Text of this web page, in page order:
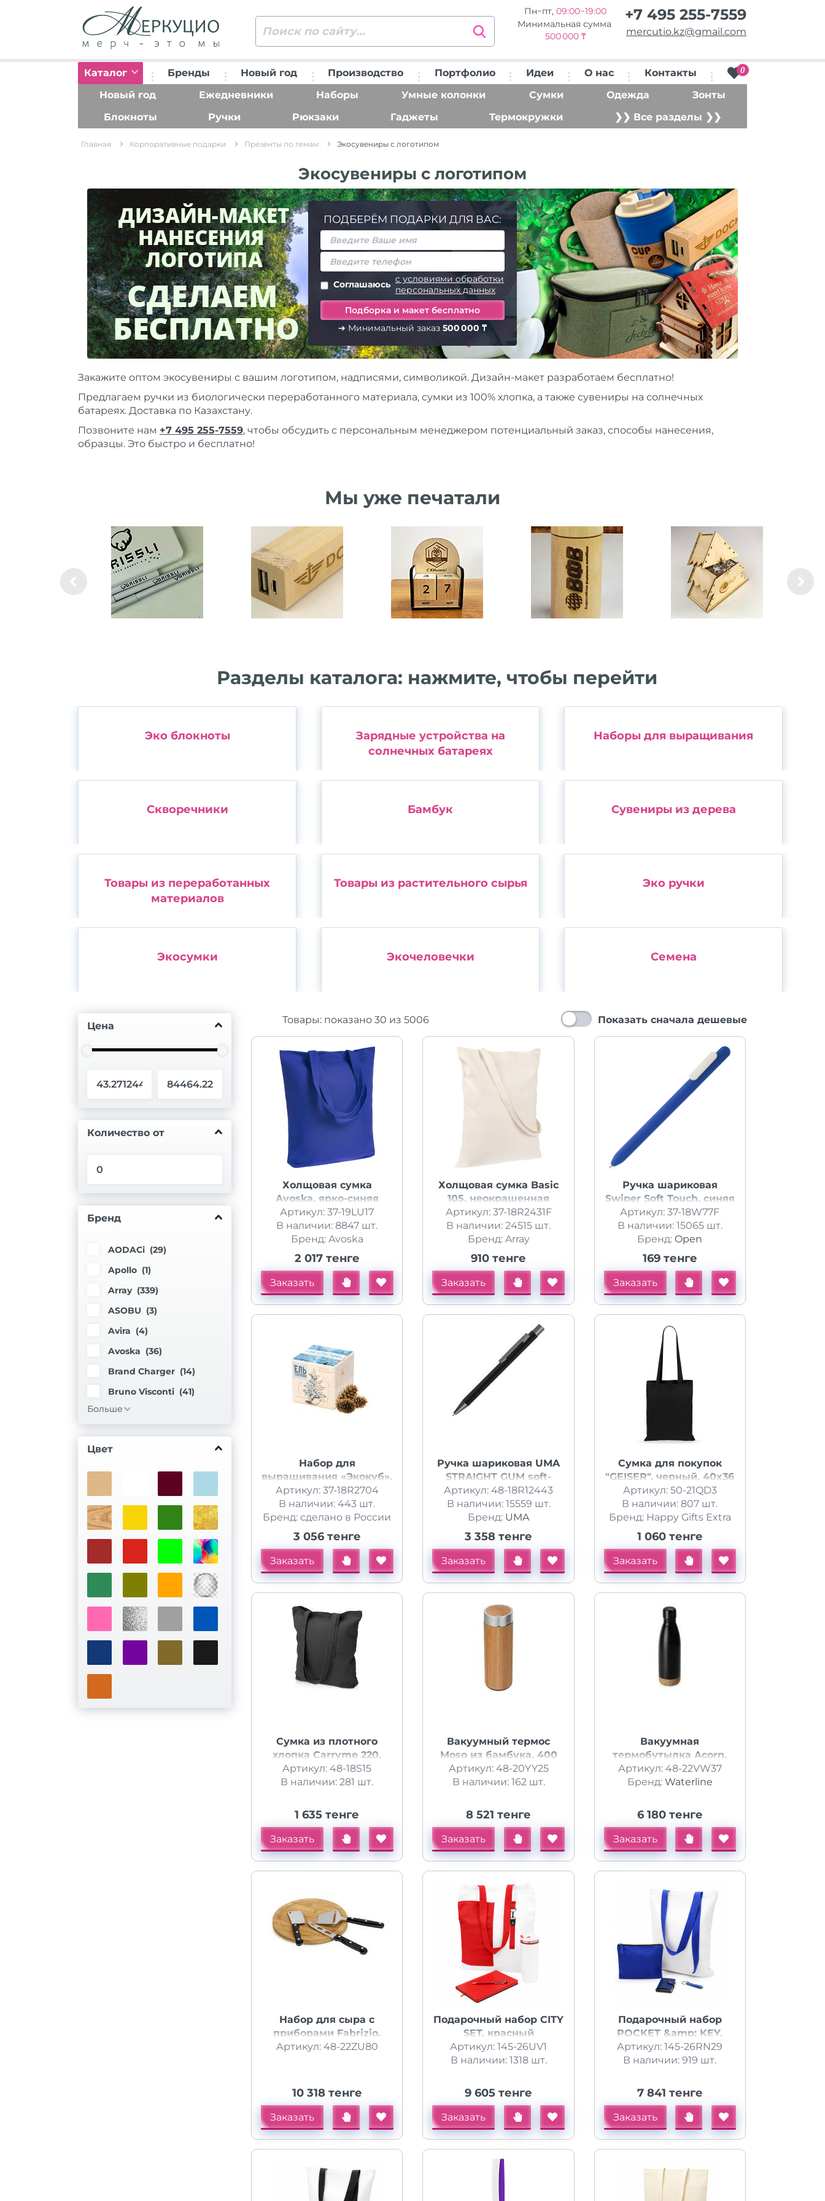
Пн−пт, 09:00−19:00
Минимальная сумма
500 000 ₸
+7 495 255-7559
mercutio.kz@gmail.com
Каталог Бренды Новый год Производство Портфолио Идеи О нас Контакты 0
Новый год Ежедневники Наборы Умные колонки Сумки Одежда
Зонты
Блокноты
Ручки Рюкзаки Гаджеты Термокружки ❯❯ Все разделы ❯❯
Главная Корпоративные подарки Презенты по темам Экосувениры с логотипом
Экосувениры с логотипом
ПОДБЕРЁМ ПОДАРКИ ДЛЯ ВАС:
Соглашаюсь с условиями обработки
персональных данных
➔ Минимальный заказ 500 000 ₸
Закажите оптом экосувениры с вашим логотипом, надписями, символикой. Дизайн-макет разработаем бесплатно!
Предлагаем ручки из биологически переработанного материала, сумки из 100% хлопка, а также сувениры на солнечных
батареях. Доставка по Казахстану.
Позвоните нам +7 495 255-7559, чтобы обсудить с персональным менеджером потенциальный заказ, способы нанесения,
образцы. Это быстро и бесплатно!
Мы уже печатали
Разделы каталога: нажмите, чтобы перейти
Эко блокноты
Зарядные устройства на
солнечных батареях
Наборы для выращивания
Скворечники Бамбук Сувениры из дерева
Товары из переработанных
материалов
Товары из растительного сырья Эко ручки
Экосумки Экочеловечки Семена
Цена
Количество от
Бренд
AODACi (29)
Apollo (1)
Array (339)
ASOBU (3)
Avira (4)
Avoska (36)
Brand Charger (14)
Bruno Visconti (41)
Больше
Цвет
Товары: показано 30 из 5006 Показать сначала дешевые
Холщовая сумка
Avoska, ярко-синяя
Артикул: 37-19LU17
В наличии: 8847 шт.
Бренд: Avoska
2 017 тенге
Заказать
Холщовая сумка Basic
105, неокрашенная
Артикул: 37-18R2431F
В наличии: 24515 шт.
Бренд: Array
910 тенге
Заказать
Ручка шариковая
Swiper Soft Touch, синяя
с белым
Артикул: 37-18W77F
В наличии: 15065 шт.
Бренд:Open
169 тенге
Заказать
Набор для
выращивания «Экокуб»,
ель голубая
Артикул: 37-18R2704
В наличии: 443 шт.
Бренд: сделано в России
3 056 тенге
Заказать
Ручка шариковая UMA
STRAIGHT GUM soft-
touch, с зеркальной
гравировкой, черный
Артикул: 48-18R12443
В наличии: 15559 шт.
Бренд: UMA
3 358 тенге
Заказать
Сумка для покупок
"GEISER", черный, 40x36
см, 100% хлопок, 105 г/
м2
Артикул: 50-21QD3
В наличии: 807 шт.
Бренд: Happy Gifts Extra
1 060 тенге
Заказать
Сумка из плотного
хлопка Carryme 220,
черный
Артикул: 48-18S15
В наличии: 281 шт.
1 635 тенге
Заказать
Вакуумный термос
Moso из бамбука, 400
мл
Артикул: 48-20YY25
В наличии: 162 шт.
8 521 тенге
Заказать
Вакуумная
термобутылка Acorn,
460 мл, черный
Артикул: 48-22VW37
Бренд: Waterline
6 180 тенге
Заказать
Набор для сыра с
приборами Fabrizio,
черный
Артикул: 48-22ZU80
10 318 тенге
Заказать
Подарочный набор CITY
SET, красный
Артикул: 145-26UV1
В наличии: 1318 шт.
9 605 тенге
Заказать
Подарочный набор
POCKET &amp; KEY,
синий
Артикул: 145-26RN29
В наличии: 919 шт.
7 841 тенге
Заказать